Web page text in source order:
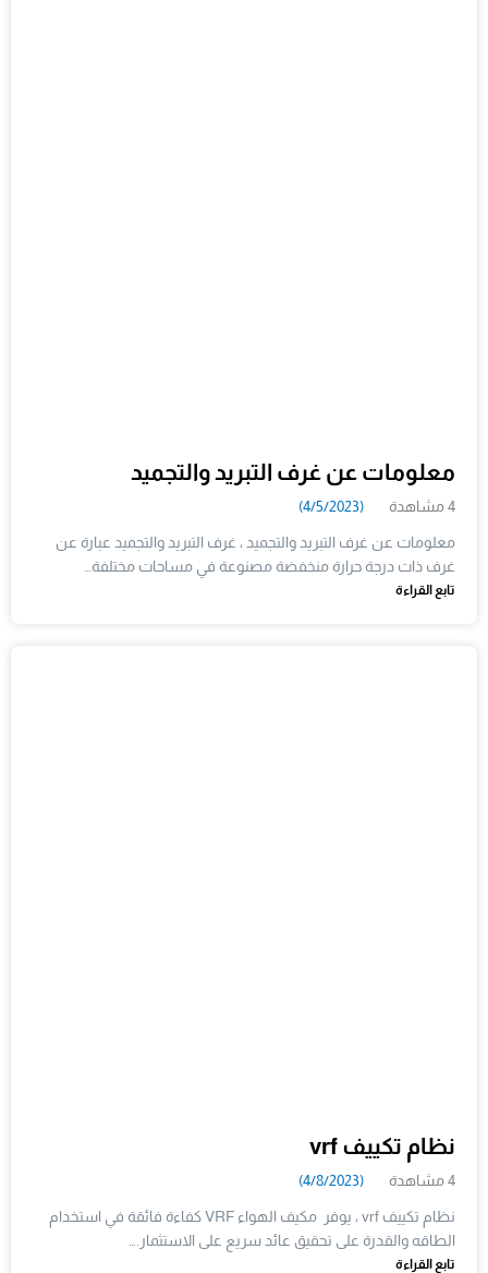
معلومات عن غرف التبريد والتجميد
4 مشاهدة (4/5/2023)
معلومات عن غرف التبريد والتجميد ، غرف التبريد والتجميد عبارة عن
غرف ذات درجة حرارة منخفضة مصنوعة في مساحات مختلفة…
تابع القراءة
نظام تكييف vrf
4 مشاهدة (4/8/2023)
نظام تكييف vrf ، يوفر مكيف الهواء VRF كفاءة فائقة في استخدام
الطاقه والقدرة على تحقيق عائد سريع على الاستثمار.…
تابع القراءة